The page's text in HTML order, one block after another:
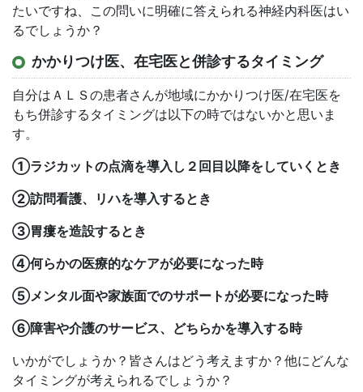
たいですね、この問いに明確に答えられる神経内科医はい
るでしょうか？
かかりつけ医、在宅医と併診するタイミング
自分はＡＬＳの患者さんが地域にかかりつけ医/在宅医を
もち併診するタイミングは以下の時ではないかと思いま
す。
①ラジカットの点滴を導入し２回目以降をしていくとき
②訪問看護、リハを導入するとき
③胃瘻を造設するとき
④何らかの医療的なケアが必要になった時
⑤メンタル面や家族面でのサポートが必要になった時
⑥障害や介護のサービス、どちらかを導入する時
いかがでしょうか？皆さんはどう考えますか？他にどんな
タイミングが考えられるでしょうか？